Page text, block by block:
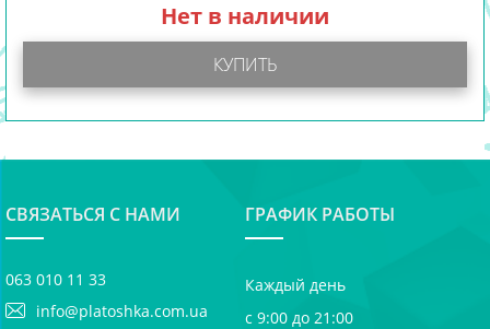
Нет в наличии
КУПИТЬ
СВЯЗАТЬСЯ С НАМИ
063 010 11 33
info@platoshka.com.ua
ГРАФИК РАБОТЫ
Каждый день
с 9:00 до 21:00